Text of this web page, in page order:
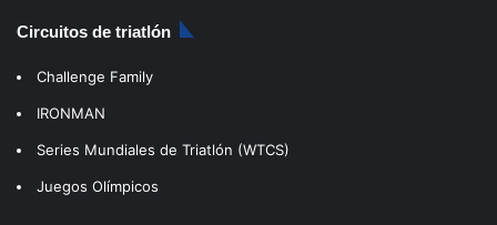
Circuitos de triatlón
Challenge Family
IRONMAN
Series Mundiales de Triatlón (WTCS)
Juegos Olímpicos